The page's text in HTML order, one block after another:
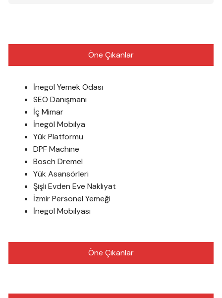
Öne Çıkanlar
İnegöl Yemek Odası
SEO Danışmanı
İç Mimar
İnegöl Mobilya
Yük Platformu
DPF Machine
Bosch Dremel
Yük Asansörleri
Şişli Evden Eve Nakliyat
İzmir Personel Yemeği
İnegöl Mobilyası
Öne Çıkanlar